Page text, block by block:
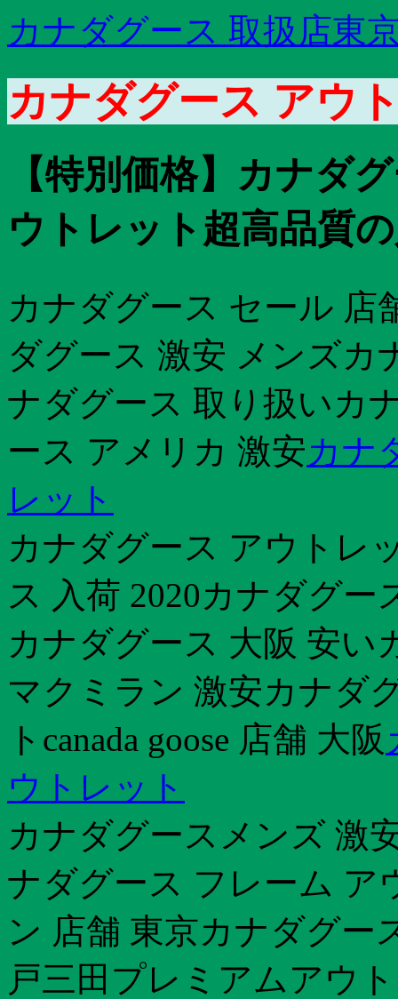
カナダグース 取扱店東
カナダグース アウ
【特別価格】カナダ
ウトレット超高品質の
カナダグース セール 店
ダグース 激安 メンズカ
ナダグース 取り扱いカ
ース アメリカ 激安カナ
レット
カナダグース アウトレ
ス 入荷 2020カナダグ
カナダグース 大阪 安い
マクミラン 激安カナダ
トcanada goose 店舗 大阪
ウトレット
カナダグースメンズ 激
ナダグース フレーム ア
ン 店舗 東京カナダグー
戸三田プレミアムアウ